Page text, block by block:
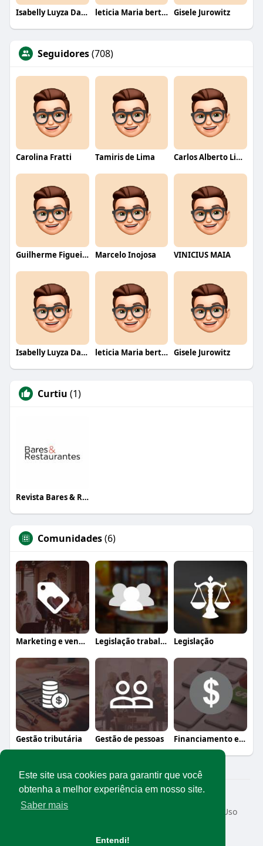
Este site usa cookies para garantir que você
obtenha a melhor experiência em nosso site.
Saber mais
Entendi!
Isabelly Luyza Da Costa melo leticia Maria bertino Mello de andrade Gisele Jurowitz
Seguidores(708)
Carolina Fratti Tamiris de Lima Carlos Alberto Lima
Guilherme Figueiredo Marcelo Inojosa VINICIUS MAIA
Isabelly Luyza Da Costa melo leticia Maria bertino Mello de andrade Gisele Jurowitz
Curtiu (1)
Revista Bares & Restaurantes
Comunidades(6)
Marketing e vendas Legislação trabalhista Legislação
Gestão tributária Gestão de pessoas Financiamento e crédito
© 2026 Rede Abrasel
Início
Sobre
Termos de Uso